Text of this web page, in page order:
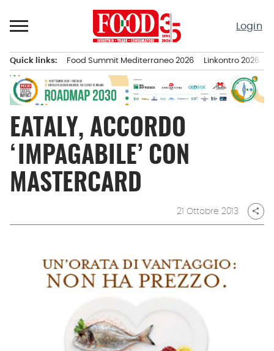
al
Login
principale
Quick links: Food Summit Mediterraneo 2026 Linkontro 2026
EATALY, ACCORDO
‘IMPAGABILE’ CON
MASTERCARD
21 Ottobre 2013 share